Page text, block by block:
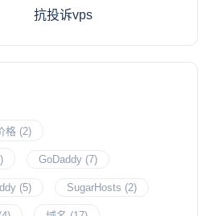
抗投诉vps
格 (2)
GoDaddy (7)
(5) SugarHosts (2)